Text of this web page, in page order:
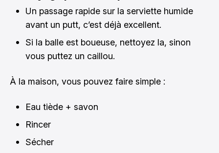
Un passage rapide sur la serviette humide
avant un putt, c’est déjà excellent.
Si la balle est boueuse, nettoyez la, sinon
vous puttez un caillou.
À la maison, vous pouvez faire simple :
Eau tiède + savon
Rincer
Sécher